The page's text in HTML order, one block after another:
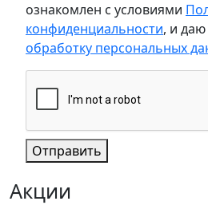
ознакомлен с условиями
конфиденциальности, и
обработку персональных
Отправить
Акции